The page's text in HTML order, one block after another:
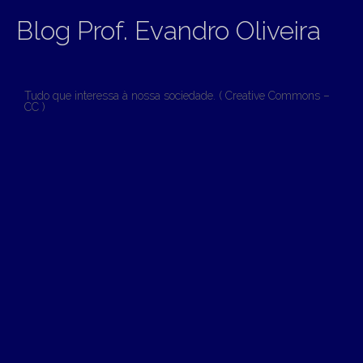
Blog Prof. Evandro Oliveira
Tudo que interessa à nossa sociedade. ( Creative Commons –
CC )